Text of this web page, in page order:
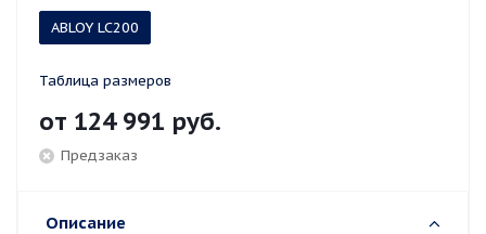
ABLOY LC200
Таблица размеров
от 124 991 руб.
Предзаказ
Описание